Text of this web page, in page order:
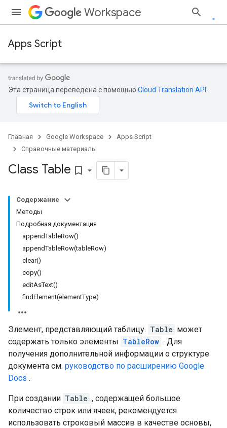
Workspace
Apps Script
Эта страница переведена с помощью Cloud Translation API
Главная Google Workspace
Apps Script
Справочные материалы
Class Table bookmark_border
Содержание
Методы
Подробная документация
appendTableRow()
appendTableRow(tableRow)
clear()
copy()
editAsText()
findElement(elementType)
Элемент, представляющий таблицу. Table может
содержать только элементы TableRow . Для
получения дополнительной информации о структуре
документа см. руководство по расширению Google
Docs .
При создании Table , содержащей большое
количество строк или ячеек, рекомендуется
использовать строковый массив в качестве основы,